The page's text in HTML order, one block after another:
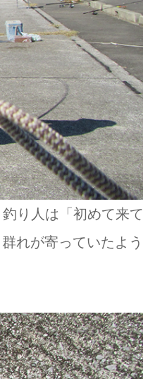
り人は「初めて来
れが寄っていたよ